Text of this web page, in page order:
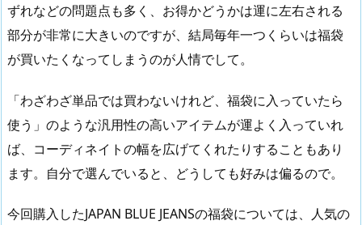
ずれなどの問題点も多く、お得かどうかは運に左右される
部分が非常に大きいのですが、結局毎年一つくらいは福袋
が買いたくなってしまうのが人情でして。
「わざわざ単品では買わないけれど、福袋に入っていたら
使う」のような汎用性の高いアイテムが運よく入っていれ
ば、コーディネイトの幅を広げてくれたりすることもあり
ます。自分で選んでいると、どうしても好みは偏るので。
今回購入したJAPAN BLUE JEANSの福袋については、人気の